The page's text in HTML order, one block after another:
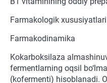
Farmakologik xususiyatlari
Farmakodinamika
Kokarboksilaza
fermentlarning oqsil
(kofermenti) hisoblanadi.